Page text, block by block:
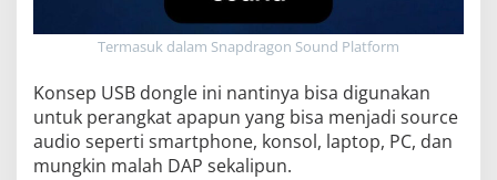
Termasuk dalam Snapdragon Sound Platform
Konsep USB dongle ini nantinya bisa digunakan
untuk perangkat apapun yang bisa menjadi source
audio seperti smartphone, konsol, laptop, PC, dan
mungkin malah DAP sekalipun.